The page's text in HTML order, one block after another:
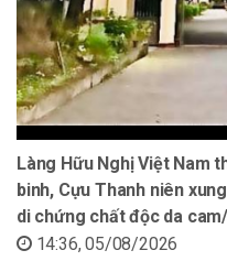
Làng Hữu Nghị Việt Nam
binh, Cựu Thanh niên
di chứng chất độc da
14:36, 05/08/2026